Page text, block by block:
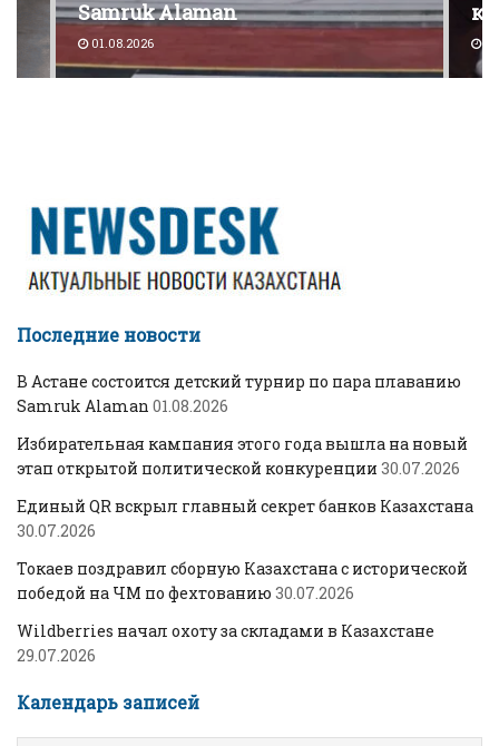
Samruk Alaman
01.08.2026
Последние новости
В Астане состоится детский турнир по пара плаванию
Samruk Alaman 01.08.2026
Избирательная кампания этого года вышла на новый
этап открытой политической конкуренции 30.07.2026
Единый QR вскрыл главный секрет банков Казахстана
30.07.2026
Токаев поздравил сборную Казахстана с исторической
победой на ЧМ по фехтованию 30.07.2026
Wildberries начал охоту за складами в Казахстане
29.07.2026
Календарь записей